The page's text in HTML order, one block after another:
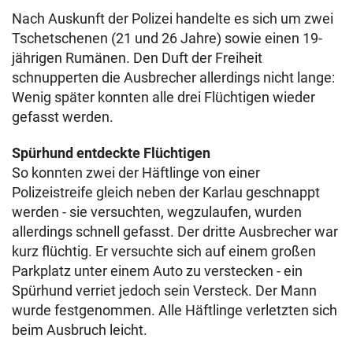
Nach Auskunft der Polizei handelte es sich um zwei
Tschetschenen (21 und 26 Jahre) sowie einen 19-
jährigen Rumänen. Den Duft der Freiheit
schnupperten die Ausbrecher allerdings nicht lange:
Wenig später konnten alle drei Flüchtigen wieder
gefasst werden.
Spürhund entdeckte Flüchtigen
So konnten zwei der Häftlinge von einer
Polizeistreife gleich neben der Karlau geschnappt
werden - sie versuchten, wegzulaufen, wurden
allerdings schnell gefasst. Der dritte Ausbrecher war
kurz flüchtig. Er versuchte sich auf einem großen
Parkplatz unter einem Auto zu verstecken - ein
Spürhund verriet jedoch sein Versteck. Der Mann
wurde festgenommen. Alle Häftlinge verletzten sich
beim Ausbruch leicht.